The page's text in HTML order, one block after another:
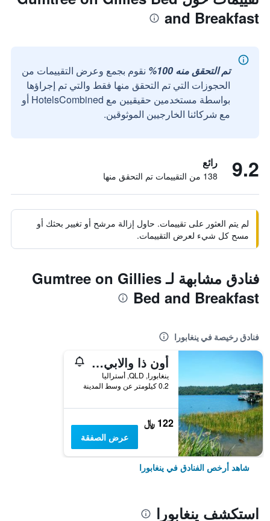
and Breakfast
تم التحقق منه 100%
نقوم بجمع وعرض التقييمات من
الحجوزات التي تم التحقق منها فقط والتي تم إجراؤها
بواسطة مستخدمين حقيقيين مع HotelsCombined أو
مع شركائنا الخارجيين الموثوقين.
9.2 رائع
138 من التقييمات تم التحقق منها
لم يتم العثور على تقييمات. حاول إزالة مرشح أو تغيير بحثك أو
مسح كل شيء لعرض التقييمات.
فنادق مشابهة لـ Gumtree on Gillies
Bed and Breakfast
فنادق رخيصة في ينغابورا
أون ذا والابي إيكو لودج - دار ضيافة
ينغابورا, QLD, أستراليا
0.2 كيلومتر عن وسط المدينة
122 ﷼
عرض الصفقة
شاهد أرخص الفنادق في ينغابورا
استكشف ينغابورا